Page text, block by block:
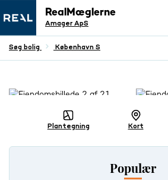
RealMæglerne
Amager ApS
Søg bolig København S
Plantegning Kort
Populær